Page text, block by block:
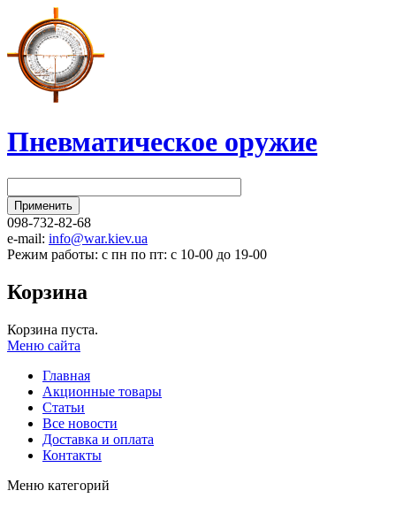
Пневматическое оружие
098-732-82-68
e-mail: info@war.kiev.ua
Режим работы: с пн по пт: с 10-00 до 19-00
Корзина
Корзина пуста.
Меню сайта
Главная
Акционные товары
Статьи
Все новости
Доставка и оплата
Контакты
Меню категорий